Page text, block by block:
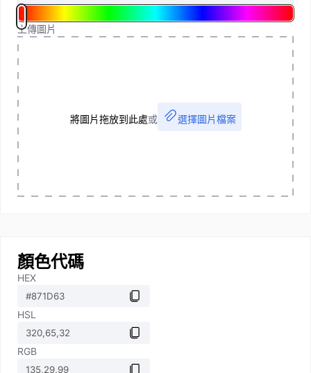
上傳圖片
將圖片拖放到此處或 選擇圖片檔案
顏色代碼
HEX
HSL
RGB